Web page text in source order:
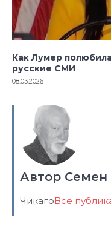
Как Лумер
русские СМИ
08.03.2026
Автор Семен
ЧикагоВсе